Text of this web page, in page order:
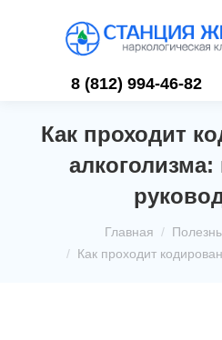
8 (812) 994-46-82
Как проходит
Главная
Как проходит